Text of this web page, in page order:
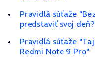
Pravidlá súťaže
predstaviť svoj
Pravidlá súťaže
Redmi Note 9 Pro"